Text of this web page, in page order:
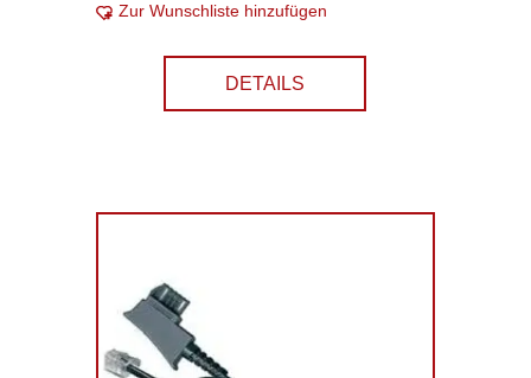
Zur Wunschliste hinzufügen
DETAILS